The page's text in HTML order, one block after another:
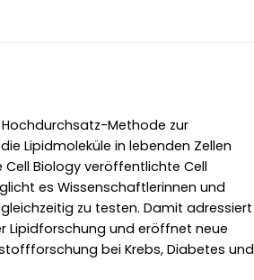
Methode zur
Lipidmoleküle in lebenden Zellen
Cell Biology veröffentlichte Cell
es Wissenschaftlerinnen und
zu testen. Damit adressiert
Lipidforschung und eröffnet neue
bei Krebs, Diabetes und